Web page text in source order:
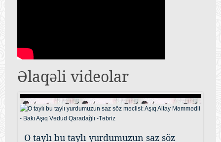
Əlaqəli videolar
O taylı bu taylı yurdumuzun saz söz